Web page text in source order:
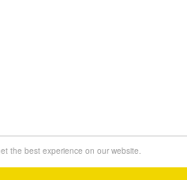
the best experience on our website.